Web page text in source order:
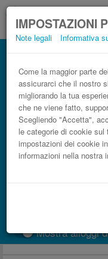
IMPOSTAZIONI
Note legali Informativa
Come la maggior parte
assicurarci che il nostro
migliorando la tua
che ne viene fatto,
Scegliendo "Accetta",
le categorie di cookie
impostazioni dei cookie
informazioni nella nostra
Autobus
Prenota il
Mostra alloggi